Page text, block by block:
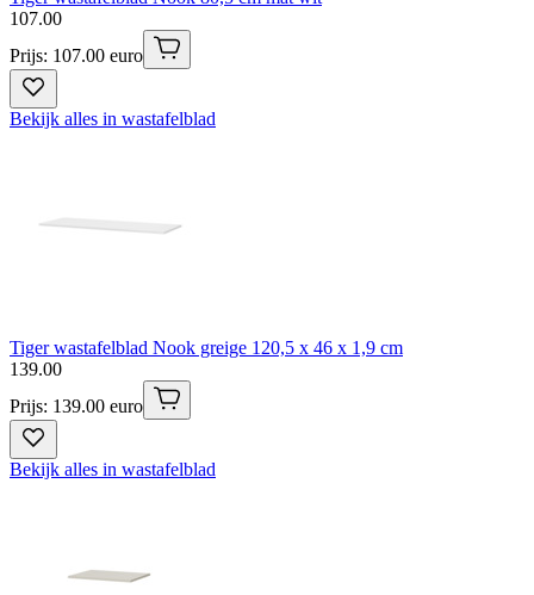
107.00
Prijs: 107.00 euro
Bekijk alles in wastafelblad
Tiger wastafelblad Nook greige 120,5 x 46 x 1,9 cm
139.00
Prijs: 139.00 euro
Bekijk alles in wastafelblad